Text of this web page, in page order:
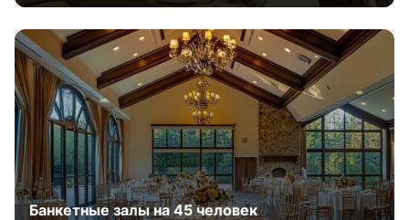
Банкетные залы на 45 человек